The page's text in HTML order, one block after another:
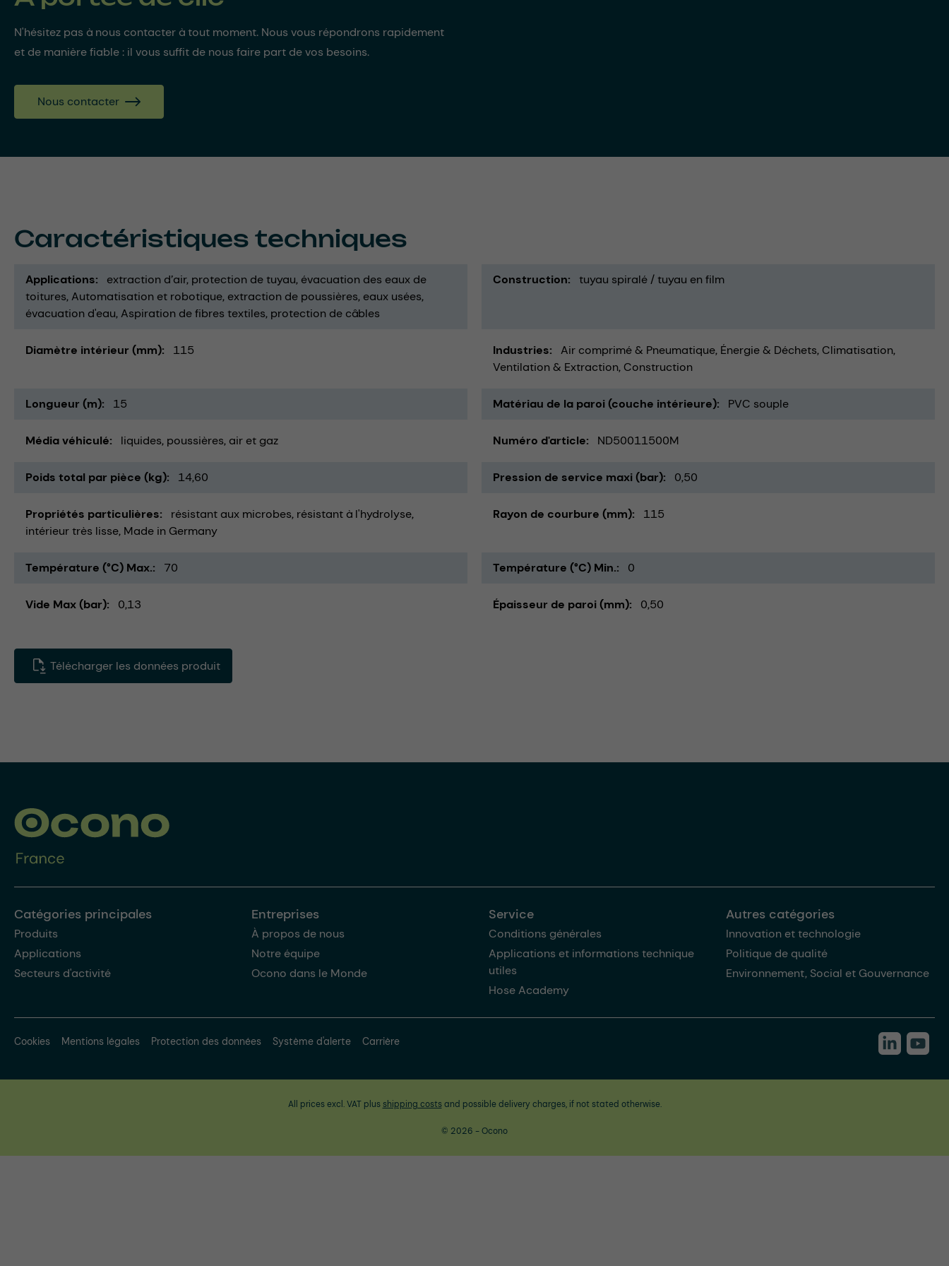
N'hésitez pas à nous contacter à tout moment. Nous vous répondrons rapidement
et de manière fiable : il vous suffit de nous faire part de vos besoins.
Nous contacter
Caractéristiques techniques
Applications extraction d’air protection de tuyau évacuation des eaux de
toitures Automatisation et robotique extraction de poussières eaux usées
évacuation d'eau Aspiration de fibres textiles protection de câbles
Construction tuyau spiralé / tuyau en film
Diamètre intérieur (mm) 115 Industries Air comprimé & Pneumatique Énergie & Déchets Climatisation,
Ventilation & Extraction Construction
Longueur (m) 15 Matériau de la paroi (couche intérieure) PVC souple
Média véhiculé liquides poussières air et gaz Numéro d'article ND50011500M
Poids total par pièce (kg) 14,60 Pression de service maxi (bar) 0,50
Propriétés particulières résistant aux microbes résistant à l'hydrolyse
intérieur très lisse Made in Germany
Rayon de courbure (mm) 115
Température (°C) Max. 70 Température (°C) Min. 0
Vide Max (bar) 0,13 Épaisseur de paroi (mm) 0,50
Télécharger les données produit
Catégories principales
Produits
Applications
Secteurs d'activité
Entreprises
À propos de nous
Notre équipe
Ocono dans le Monde
Service
Conditions générales
Applications et informations technique
utiles
Hose Academy
Autres catégories
Innovation et technologie
Politique de qualité
Environnement, Social et Gouvernance
Cookies Mentions légales Protection des données Système d'alerte Carrière
All prices excl. VAT plus shipping costsand possible delivery charges, if not stated otherwise.
© 2026 - Ocono